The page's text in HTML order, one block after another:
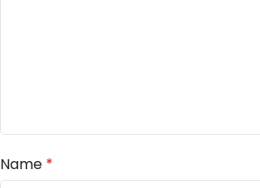
Name *